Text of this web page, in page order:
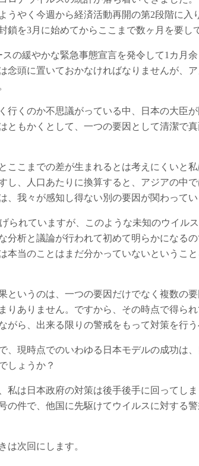
うやく今週から経済活動再開の第2段階に入
鎖を3月に始めてからここまで数ヶ月を要し
の緩やかな緊急事態宣言を発令して1カ月
念頭に置いておかなければなりませんが、
行くのか不思議がっている中、日本の大臣
ともかくとして、一つの要因として清潔で
ここまでの差が生まれるとは考えにくいと
し、人口あたりに換算すると、アジアの中
、我々が感知し得ない別の要因が関わって
られていますが、このような未知のウイル
分析と議論が行われて初めて明らかになる
本当のことはまだ分かっていないというこ
というのは、一つの要因だけでなく複数の
りありません。ですから、その時点で得ら
がら、出来る限りの警戒をもって対策を行う
、現時点でのいわゆる日本モデルの成功は
しょうか？
私は日本政府の対策は後手後手に回ってし
の件で、他国に先駆けてウイルスに対する
は次回にします。